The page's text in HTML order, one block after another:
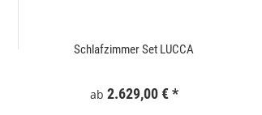
Schlafzimmer Set LUCCA
ab 2.629,00 € *